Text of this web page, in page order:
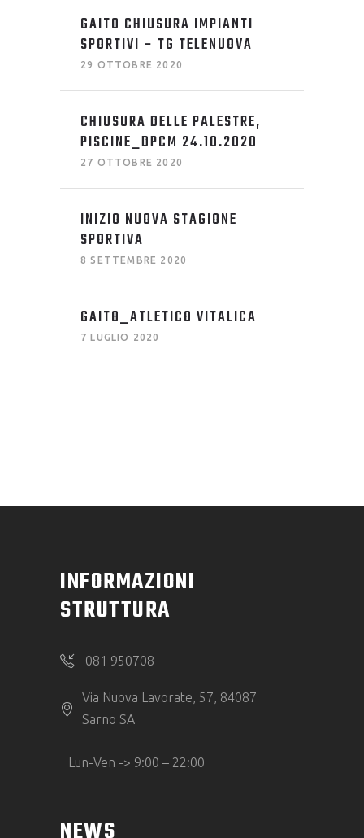
GAITO CHIUSURA IMPIANTI
SPORTIVI – TG TELENUOVA
29 OTTOBRE 2020
CHIUSURA DELLE PALESTRE,
PISCINE_DPCM 24.10.2020
27 OTTOBRE 2020
INIZIO NUOVA STAGIONE
SPORTIVA
8 SETTEMBRE 2020
GAITO_ATLETICO VITALICA
7 LUGLIO 2020
INFORMAZIONI
STRUTTURA
081 950708
Via Nuova Lavorate, 57, 84087
Sarno SA
Lun-Ven -> 9:00 – 22:00